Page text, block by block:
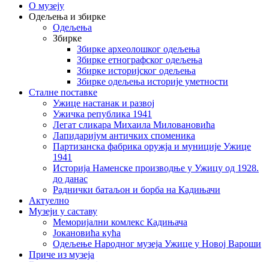
О музеју
Одељења и збирке
Одељења
Збирке
Збирке археолошког одељења
Збирке етнографског одељења
Збирке историјског одељења
Збирке одељења историје уметности
Сталне поставке
Ужице настанак и развој
Ужичка република 1941
Легат сликара Михаила Миловановића
Лапидаријум античких споменика
Партизанска фабрика оружја и муниције Ужице
1941
Историја Наменске производње у Ужицу од 1928.
до данас
Раднички батаљон и борба на Кадињачи
Актуелно
Музеји у саставу
Меморијални комлекс Кадињача
Јокановића кућа
Oдељење Народног музеја Ужице у Новој Вароши
Приче из музеја